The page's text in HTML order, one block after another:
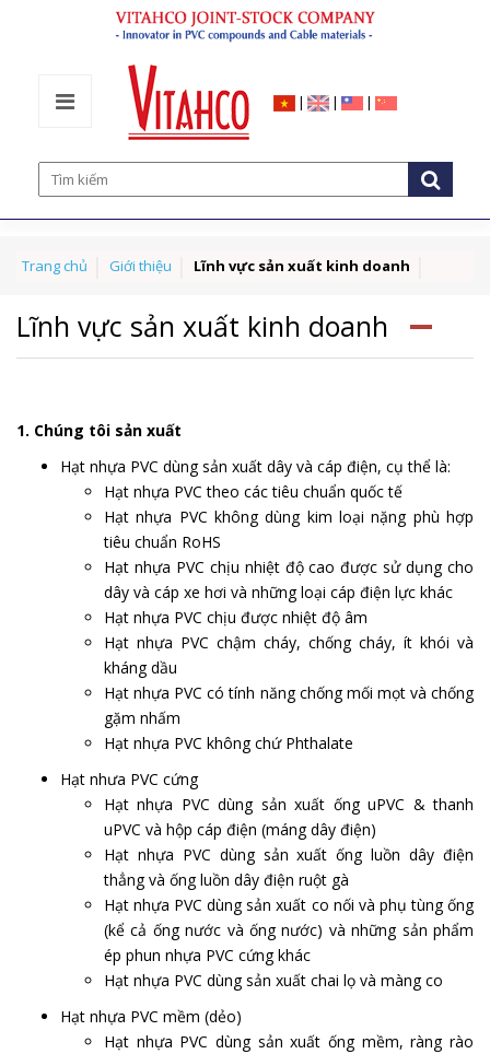
| | |
Trang chủ Giới thiệu Lĩnh vực sản xuất kinh doanh
Lĩnh vực sản xuất kinh doanh
1. Chúng tôi sản xuất
Hạt nhựa PVC dùng sản xuất dây và cáp điện, cụ thể là:
Hạt nhựa PVC theo các tiêu chuẩn quốc tế
Hạt nhựa PVC không dùng kim loại nặng phù hợp
tiêu chuẩn RoHS
Hạt nhựa PVC chịu nhiệt độ cao được sử dụng cho
dây và cáp xe hơi và những loại cáp điện lực khác
Hạt nhựa PVC chịu được nhiệt độ âm
Hạt nhựa PVC chậm cháy, chống cháy, ít khói và
kháng dầu
Hạt nhựa PVC có tính năng chống mối mọt và chống
gặm nhấm
Hạt nhựa PVC không chứ Phthalate
Hạt nhưa PVC cứng
Hạt nhựa PVC dùng sản xuất ống uPVC & thanh
uPVC và hộp cáp điện (máng dây điện)
Hạt nhựa PVC dùng sản xuất ống luồn dây điện
thẳng và ống luồn dây điện ruột gà
Hạt nhựa PVC dùng sản xuất co nối và phụ tùng ống
(kể cả ống nước và ống nước) và những sản phẩm
ép phun nhựa PVC cứng khác
Hạt nhựa PVC dùng sản xuất chai lọ và màng co
Hạt nhựa PVC mềm (dẻo)
Hạt nhựa PVC dùng sản xuất ống mềm, ràng rào